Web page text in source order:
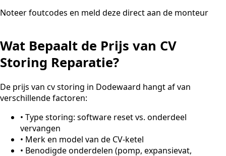
Noteer foutcodes en meld deze direct aan de monteur
Wat Bepaalt de Prijs van CV
Storing Reparatie?
De prijs van cv storing in Dodewaard hangt af van
verschillende factoren:
• Type storing: software reset vs. onderdeel
vervangen
• Merk en model van de CV-ketel
• Benodigde onderdelen (pomp, expansievat,